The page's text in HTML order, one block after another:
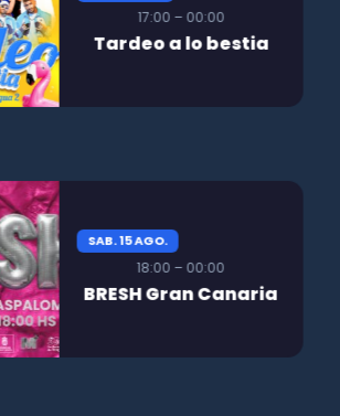
17:00 – 00:00
Tardeo a lo bestia
SAB. 15 AGO.
18:00 – 00:00
BRESH Gran Canaria